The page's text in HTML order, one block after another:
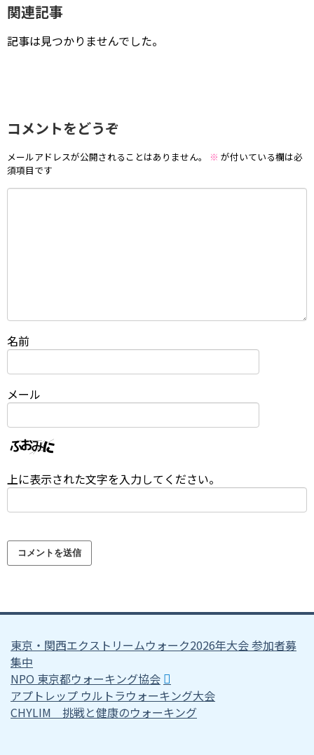
関連記事
記事は見つかりませんでした。
コメントをどうぞ
メールアドレスが公開されることはありません。 ※ が付いている欄は必
須項目です
名前
メール
上に表示された文字を入力してください。
東京・関西エクストリームウォーク2026年大会 参加者募
集中
NPO 東京都ウォーキング協会
アプトレップ ウルトラウォーキング大会
CHYLIM 挑戦と健康のウォーキング